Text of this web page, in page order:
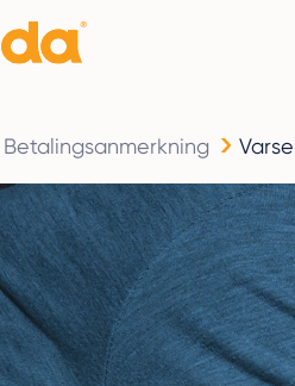
Betalingsanmerkning